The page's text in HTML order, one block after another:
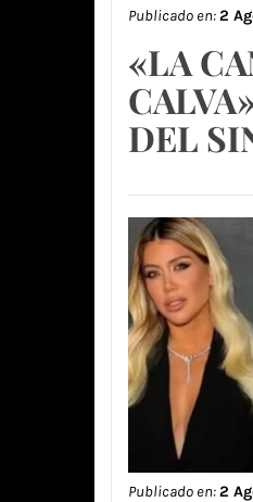
Publicado en:2
«LA
DEL
Publicado en:2